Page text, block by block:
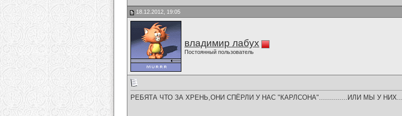
18.12.2012, 19:05
владимир лабух
Постоянный пользователь
РЕБЯТА ЧТО ЗА ХРЕНЬ,ОНИ СПЁРЛИ У НАС "КАРЛСОНА"..............ИЛИ МЫ У